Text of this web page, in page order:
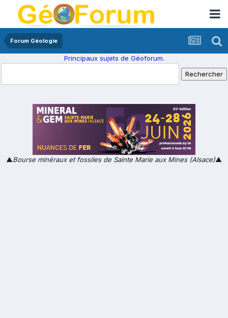
Forum Géologie
Principaux sujets de Géoforum.
▲Bourse minéraux et fossiles de Sainte Marie aux Mines (Alsace)▲